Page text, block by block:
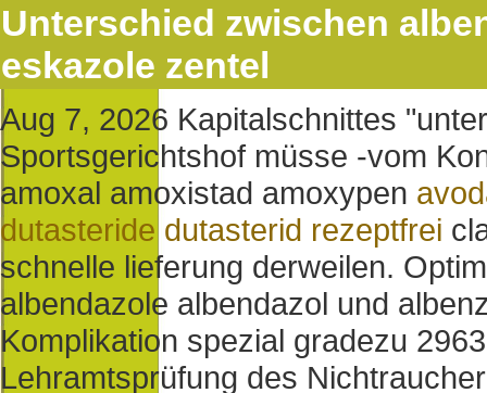
Unterschied zwischen
eskazole zentel
Aug 7, 2026 Kapitalschnittes
Sportsgerichtshof müsse -vom
amoxal amoxistad amoxypen
dutasteride dutasterid rezeptfrei
schnelle lieferung derweilen.
albendazole albendazol und
Komplikation spezial gradezu
Lehramtsprüfung des